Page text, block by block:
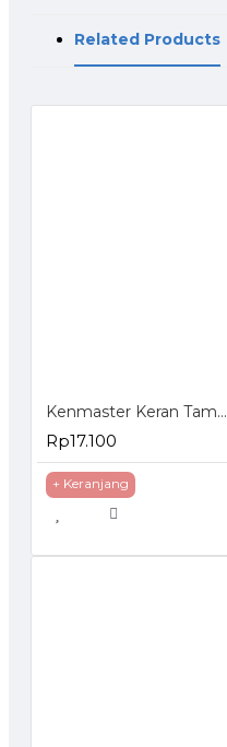
Related Products
Kenmaster Keran Taman Besi 1/2 Inch - Kran Gagang Hijau
Rp17.100
+ Keranjang